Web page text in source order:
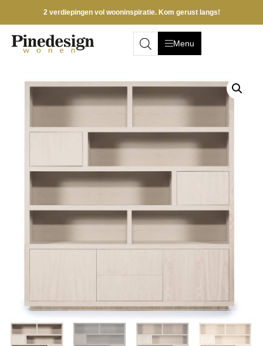
2 verdiepingen vol wooninspiratie. Kom gerust langs!
Menu